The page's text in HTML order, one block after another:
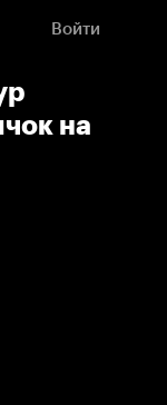
Войти
на